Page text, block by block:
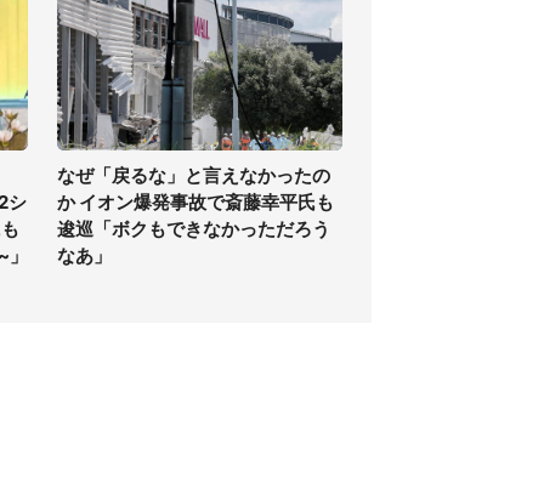
シ
なぜ「戻るな」と言えなかったの
か イオン爆発事故で斎藤幸平氏も
逡巡「ボクもできなかっただろう
なあ」